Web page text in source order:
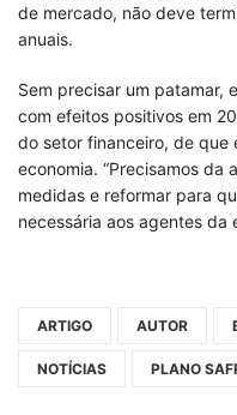
de mercado, não deve
anuais.
Sem precisar um patamar,
com efeitos positivos em
do setor financeiro, de que
economia. “Precisamos
medidas e reformar para
necessária aos agentes da
ARTIGO AUTOR
NOTÍCIAS PLANO